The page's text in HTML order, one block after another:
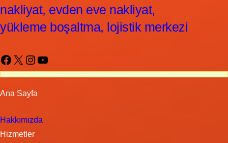
nakliyat, evden eve nakliyat,
yükleme boşaltma, lojistik merkezi
Facebook X Instagram YouTube
Ana Sayfa
Hakkımızda
Hizmetler